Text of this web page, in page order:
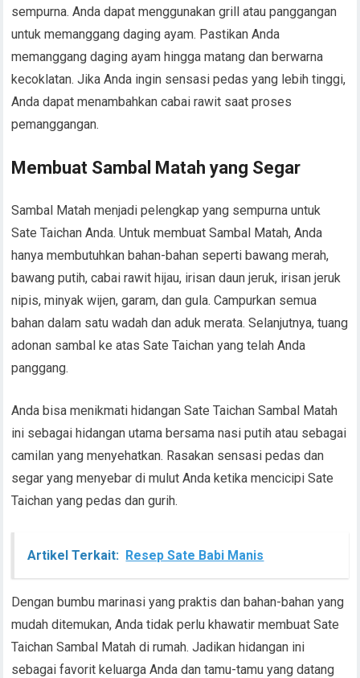
sempurna. Anda dapat menggunakan grill atau panggangan
untuk memanggang daging ayam. Pastikan Anda
memanggang daging ayam hingga matang dan berwarna
kecoklatan. Jika Anda ingin sensasi pedas yang lebih tinggi,
Anda dapat menambahkan cabai rawit saat proses
pemanggangan.
Membuat Sambal Matah yang Segar
Sambal Matah menjadi pelengkap yang sempurna untuk
Sate Taichan Anda. Untuk membuat Sambal Matah, Anda
hanya membutuhkan bahan-bahan seperti bawang merah,
bawang putih, cabai rawit hijau, irisan daun jeruk, irisan jeruk
nipis, minyak wijen, garam, dan gula. Campurkan semua
bahan dalam satu wadah dan aduk merata. Selanjutnya, tuang
adonan sambal ke atas Sate Taichan yang telah Anda
panggang.
Anda bisa menikmati hidangan Sate Taichan Sambal Matah
ini sebagai hidangan utama bersama nasi putih atau sebagai
camilan yang menyehatkan. Rasakan sensasi pedas dan
segar yang menyebar di mulut Anda ketika mencicipi Sate
Taichan yang pedas dan gurih.
Artikel Terkait: Resep Sate Babi Manis
Dengan bumbu marinasi yang praktis dan bahan-bahan yang
mudah ditemukan, Anda tidak perlu khawatir membuat Sate
Taichan Sambal Matah di rumah. Jadikan hidangan ini
sebagai favorit keluarga Anda dan tamu-tamu yang datang